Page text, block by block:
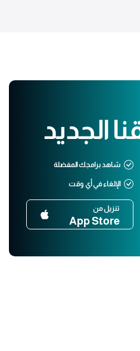
الجديد
شاهد برامجك المفضلة
الإلغاء في أي وقت
تنزيل من
App Store